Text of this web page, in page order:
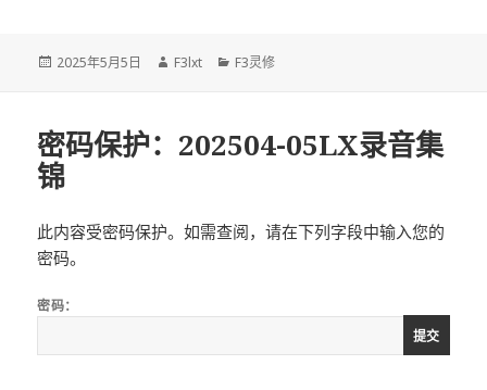
发
2025年5月5日
作
F3lxt
分
F3灵修
密码保护：202504-05LX录音集
锦
此内容受密码保护。如需查阅，请在下列字段中输入您的
密码。
密码：